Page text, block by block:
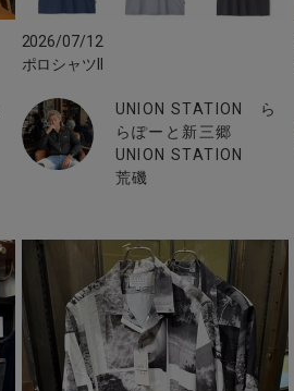
2026/07/12
ポロシャツII
UNION STATION ら
らぽーと新三郷
UNION STATION
荒磯